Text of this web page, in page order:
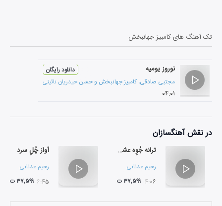
تک آهنگ هایکامبیز جهانبخش
نوروز یومیه
مجتبی صادقی، کامبیز جهانبخش وحسن حیدریان نائینی
۰۴:۰۱
دانلود رایگان
در نقشآهنگسازان
ترانه جُوِه عشق (پیراهن عشق)
رحیم عدنانی
۰۴:۰۶ ۳۷,۵۹۹ ت
آواز چُلِ سرد
رحیم عدنانی
۰۶:۴۵ ۳۷,۵۹۹ ت